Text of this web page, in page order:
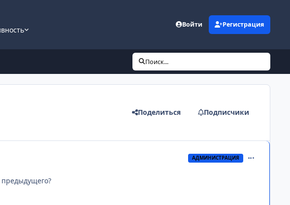
Войти Регистрация
Поиск...
Поделиться Подписчики
АДМИНИСТРАЦИЯ
предыдущего?